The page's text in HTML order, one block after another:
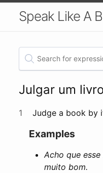
Speak Like A
Julgar um
1 Judge a book by
Examples
Acho que
muito bom.